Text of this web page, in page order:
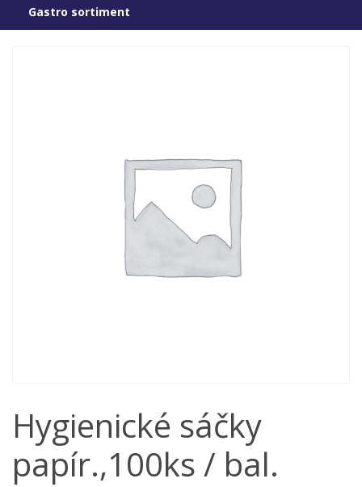
Gastro sortiment
Hygienické sáčky
papír.,100ks / bal.